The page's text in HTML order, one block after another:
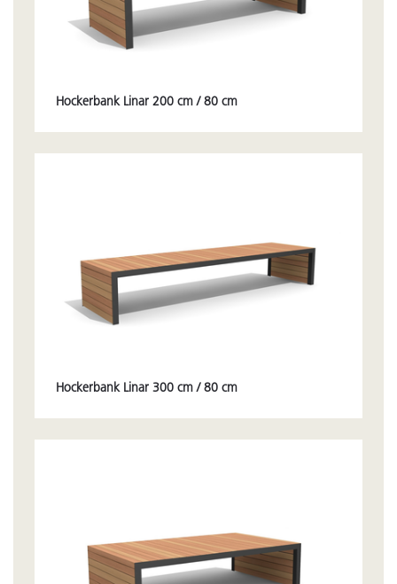
Hockerbank Linar 200 cm / 80 cm
Hockerbank Linar 300 cm / 80 cm